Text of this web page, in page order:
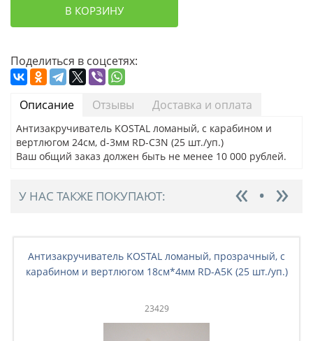
В КОРЗИНУ
Поделиться в соцсетях:
Описание Отзывы Доставка и оплата
Антизакручиватель KOSTAL ломаный, с карабином и
вертлюгом 24см, d-3мм RD-C3N (25 шт./уп.)
Ваш общий заказ должен быть не менее 10 000 рублей.
У НАС ТАКЖЕ ПОКУПАЮТ:
Антизакручиватель KOSTAL ломаный, прозрачный, с
карабином и вертлюгом 18см*4мм RD-A5K (25 шт./уп.)
23429